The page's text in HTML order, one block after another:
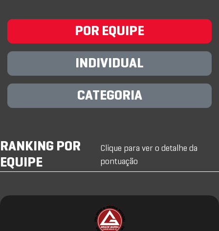
POR EQUIPE
INDIVIDUAL
CATEGORIA
RANKING POR
EQUIPE
Clique para ver o detalhe da
pontuação